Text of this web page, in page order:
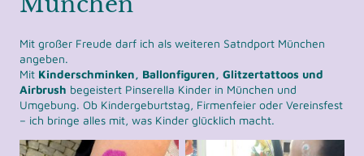
Mit großer Freude darf ich als weiteren Satndport München
angeben.
Mit Kinderschminken, Ballonfiguren, Glitzertattoos und
Airbrush begeistert Pinserella Kinder in München und
Umgebung. Ob Kindergeburtstag, Firmenfeier oder Vereinsfest
– ich bringe alles mit, was Kinder glücklich macht.